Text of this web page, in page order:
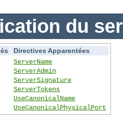
du
Directives Apparentées
ServerName
ServerAdmin
ServerSignature
ServerTokens
UseCanonicalName
UseCanonicalPhysicalPort